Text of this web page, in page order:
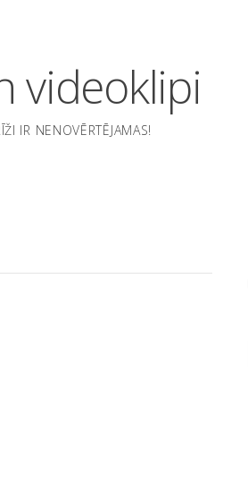
videoklipi
IR NENOVĒRTĒJAMAS!